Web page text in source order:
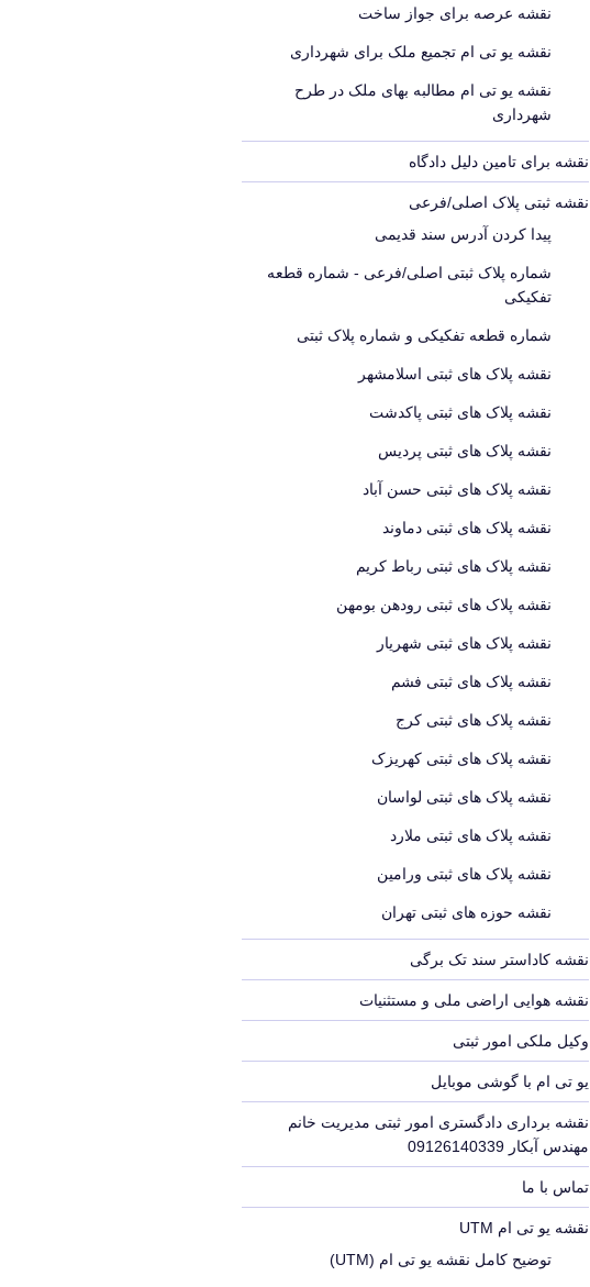
نقشه عرصه برای جواز ساخت
نقشه یو تی ام تجمیع ملک برای شهرداری
نقشه یو تی ام مطالبه بهای ملک در طرح
شهرداری
نقشه برای تامین دلیل دادگاه
نقشه ثبتی پلاک اصلی/فرعی
پیدا کردن آدرس سند قدیمی
شماره پلاک ثبتی اصلی/فرعی - شماره قطعه
تفکیکی
شماره قطعه تفکیکی و شماره پلاک ثبتی
نقشه پلاک های ثبتی اسلامشهر
نقشه پلاک های ثبتی پاکدشت
نقشه پلاک های ثبتی پردیس
نقشه پلاک های ثبتی حسن آباد
نقشه پلاک های ثبتی دماوند
نقشه پلاک های ثبتی رباط کریم
نقشه پلاک های ثبتی رودهن بومهن
نقشه پلاک های ثبتی شهریار
نقشه پلاک های ثبتی فشم
نقشه پلاک های ثبتی کرج
نقشه پلاک های ثبتی کهریزک
نقشه پلاک های ثبتی لواسان
نقشه پلاک های ثبتی ملارد
نقشه پلاک های ثبتی ورامین
نقشه حوزه های ثبتی تهران
نقشه کاداستر سند تک برگی
نقشه هوایی اراضی ملی و مستثنیات
وکیل ملکی امور ثبتی
یو تی ام با گوشی موبایل
نقشه برداری دادگستری امور ثبتی مدیریت خانم
مهندس آبکار 09126140339
تماس با ما
نقشه یو تی ام UTM
توضیح کامل نقشه یو تی ام (UTM)